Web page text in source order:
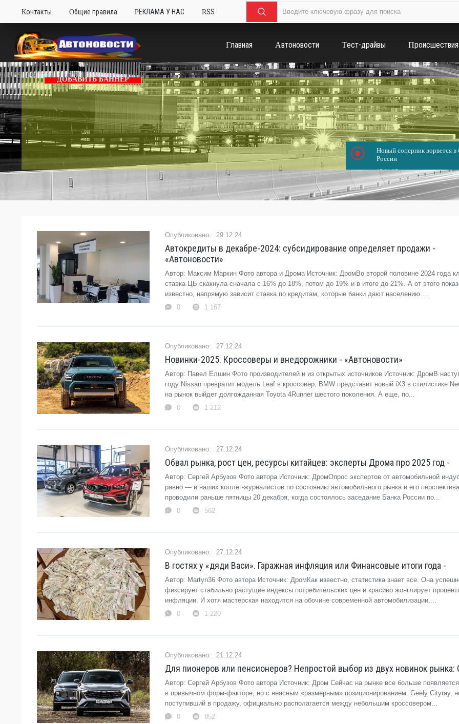
Контакты Общие правила РЕКЛАМА У НАС RSS
Главная Автоновости Тест-драйвы Происшествия
ДОБАВИТЬ БАННЕР
Новый соперник ворвется в
России
15.01.37
29.12.24
Автокредиты в декабре-2024: субсидирование определяет продажи -
«Автоновости»
Автор: Максим Маркин Фото автора и Дрома Источник: ДромВо второй половине 2024 года
ставка ЦБ скакнула сначала с 16% до 18%, потом до 19% и в итоге до 21%. А от этого
известно, напрямую зависит ставка по кредитам, которые банки дают населению....
0
1 167
27.12.24
Новинки-2025. Кроссоверы и внедорожники - «Автоновости»
Автор: Павел Ёлшин Фото производителей и из открытых источников Источник: ДромВ
году Nissan превратит модель Leaf в кроссовер, BMW представит новый iX3 в стилистике
на рынок выйдет долгожданная Toyota 4Runner шестого поколения. А еще, по...
0
1 212
27.12.24
Обвал рынка, рост цен, ресурсы китайцев: эксперты Дрома про 2025 год -
Автор: Сергей Арбузов Фото автора Источник: ДромОпрос экспертов от автомобильной
равно — и наших коллег-журналистов по состоянию автомобильного рынка и его
проводили раньше пятницы 20 декабря, когда состоялось заседание Банка России по...
0
562
27.12.24
В гостях у «дяди Васи». Гаражная инфляция или Финансовые итоги года -
Автор: Martyn36 Фото автора Источник: ДромКак известно, статистика знает все. Она
фиксирует стабильно растущие индексы потребительских цен и красиво жонглирует
инфляции. И хотя мастерская находится на обочине современной автомобилизации,...
0
1 220
21.12.24
Для пионеров или пенсионеров? Непростой выбор из двух новинок рынка:
Автор: Сергей Арбузов Фото автора Источник: Дром Сейчас на рынке все больше
в привычном форм-факторе, но с неясным «размерным» позиционированием. Geely Cityray,
поступивший в продажу, официально располагается между небольшим кроссовером...
0
852